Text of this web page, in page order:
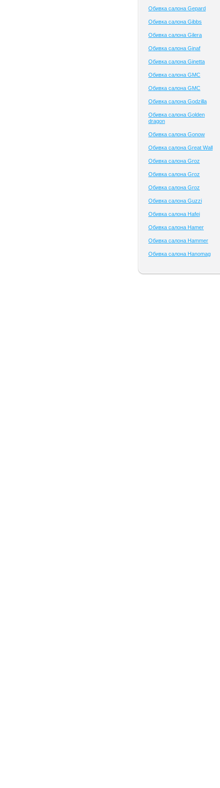
Обивка салона Gepard
Обивка салона Gibbs
Обивка салона Gilera
Обивка салона Ginaf
Обивка салона Ginetta
Обивка салона GMC
Обивка салона GMC
Обивка салона Godzilla
Обивка салона Golden
dragon
Обивка салона Gonow
Обивка салона Great Wall
Обивка салона Groz
Обивка салона Groz
Обивка салона Groz
Обивка салона Guzzi
Обивка салона Hafei
Обивка салона Hamer
Обивка салона Hammer
Обивка салона Hanomag